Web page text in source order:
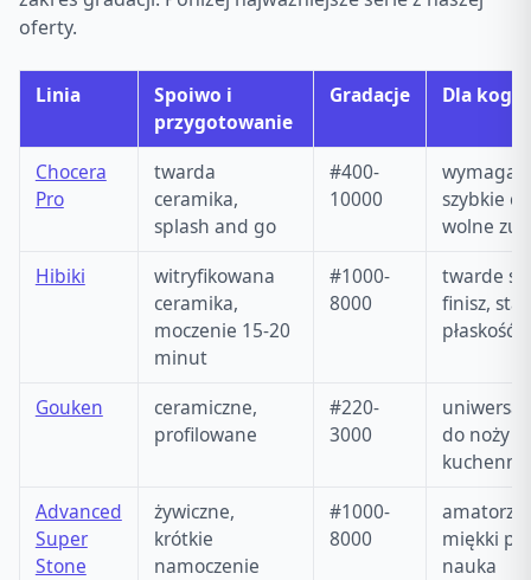
oferty.
Linia
Spoiwo i
przygotowanie
Gradacje Dla kogo
Chocera
Pro
twarda
ceramika,
splash and go
#400-
10000
szybkie
wolne
Hibiki
witryfikowana
ceramika,
moczenie 15-20
minut
#1000-
8000
twarde
finisz,
płaskość
Gouken
ceramiczne,
profilowane
#220-
3000
do noży
Advanced
Super
Stone
żywiczne,
krótkie
namoczenie
#1000-
8000
amatorzy,
miękki
nauka